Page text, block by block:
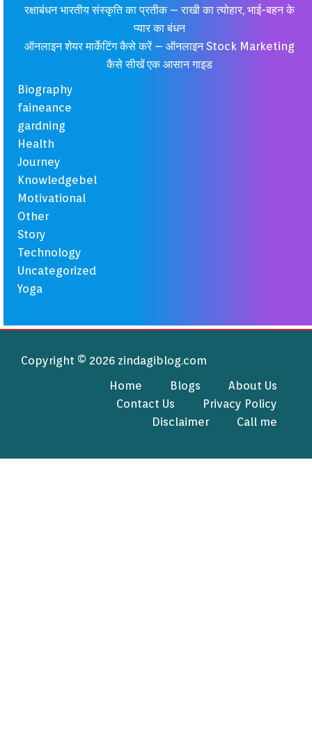
रक्षाबंधन भारतीय संस्कृति का प्रतीक – राखी का त्योहार, भाई-बहन के
प्यार का बंधन
ऑनलाइन शेयर मार्केटिंग कैसे करें – ऑनलाइन Stock Marketing
कैसे सीखें एक आसान गाइड
Biography
faineance
gardning
Health
Journey
Knowledgebel
Motivational
Other
Story
Technology
Uncategorized
Yoga
Copyright © 2026 zindagiblog.com
Home
Blogs
About Us
Contact Us
Privacy Policy
Disclaimer
Call me